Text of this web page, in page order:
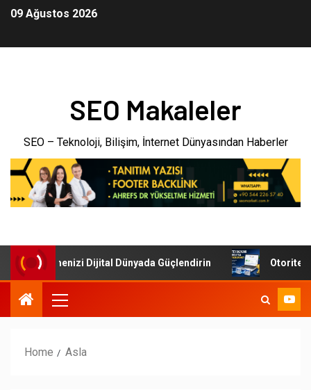
09 Ağustos 2026
SEO Makaleler
SEO – Teknoloji, Bilişim, İnternet Dünyasından Haberler
İşletmenizi Dijital Dünyada Güçlendirin Otoriter
Home Asla